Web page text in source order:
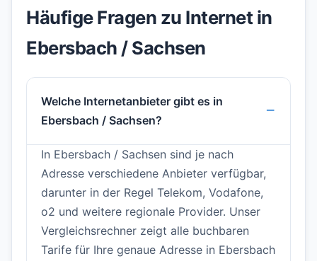
Häufige Fragen zu Internet in
Ebersbach / Sachsen
Welche Internetanbieter gibt es in
Ebersbach / Sachsen?
In Ebersbach / Sachsen sind je nach
Adresse verschiedene Anbieter verfügbar,
darunter in der Regel Telekom, Vodafone,
o2 und weitere regionale Provider. Unser
Vergleichsrechner zeigt alle buchbaren
Tarife für Ihre genaue Adresse in Ebersbach